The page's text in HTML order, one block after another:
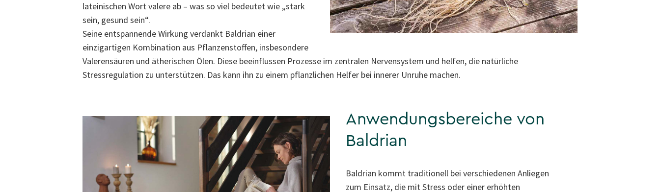
lateinischen Wort valere ab – was so viel bedeutet wie „stark
sein, gesund sein“.
Seine entspannende Wirkung verdankt Baldrian einer
einzigartigen Kombination aus Pflanzenstoffen, insbesondere
Valerensäuren und ätherischen Ölen. Diese beeinflussen Prozesse im zentralen Nervensystem und helfen, die natürliche
Stressregulation zu unterstützen. Das kann ihn zu einem pflanzlichen Helfer bei innerer Unruhe machen.
Anwendungsbereiche von
Baldrian
Baldrian kommt traditionell bei verschiedenen Anliegen
zum Einsatz, die mit Stress oder einer erhöhten